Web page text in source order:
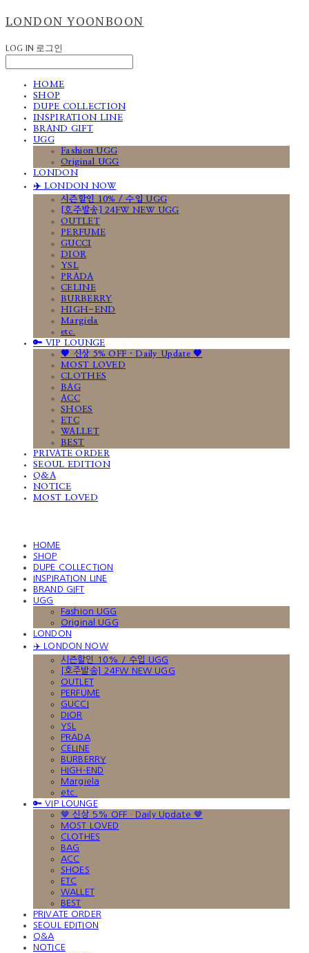
LONDON YOONBOON
LOG IN 로그인
HOME
SHOP
DUPE COLLECTION
INSPIRATION LINE
BRAND GIFT
UGG
Fashion UGG
Original UGG
LONDON
✈️ LONDON NOW
시즌할인 10% / 수입 UGG
[호주발송] 24FW NEW UGG
OUTLET
PERFUME
GUCCI
DIOR
YSL
PRADA
CELINE
BURBERRY
HIGH-END
Margiela
etc.
🔑 VIP LOUNGE
🤎 신상 5% OFF · Daily Update 🤎
MOST LOVED
CLOTHES
BAG
ACC
SHOES
ETC
WALLET
BEST
PRIVATE ORDER
SEOUL EDITION
Q&A
NOTICE
MOST LOVED
HOME
SHOP
DUPE COLLECTION
INSPIRATION LINE
BRAND GIFT
UGG
Fashion UGG
Original UGG
LONDON
✈️ LONDON NOW
시즌할인 10% / 수입 UGG
[호주발송] 24FW NEW UGG
OUTLET
PERFUME
GUCCI
DIOR
YSL
PRADA
CELINE
BURBERRY
HIGH-END
Margiela
etc.
🔑 VIP LOUNGE
🤎 신상 5% OFF · Daily Update 🤎
MOST LOVED
CLOTHES
BAG
ACC
SHOES
ETC
WALLET
BEST
PRIVATE ORDER
SEOUL EDITION
Q&A
NOTICE